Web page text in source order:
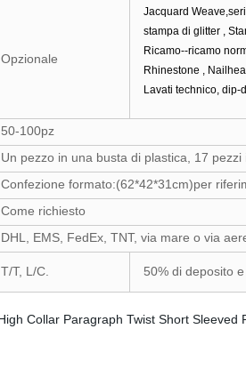
Opzionale
Jacquard
stampa di glitter ,
Ricamo--ricamo
Rhinestone ,
Lavati technico, dip-
50-100pz
Un pezzo in una busta di plastica, 17 pezzi
Confezione formato:(62*42*31cm)per
Come richiesto
DHL, EMS, FedEx, TNT, via mare o via
T/T, L/C. 50% di deposito